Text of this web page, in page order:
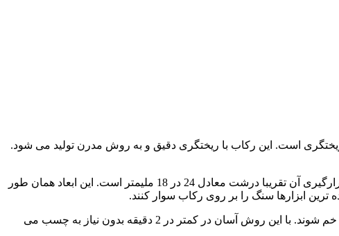
است. این رکاب با ریختگری دقیق و به روش مدرن تولید می شود.
این قطعه برنجی با قالبی مجزا ریختگری می شود و سپس بر روی پایه رکاب نقره سوار می شود. وزن رکاب 9.84 گرم و ابعاد محل قرارگیری آن تقریبا درشت معادل 24 در 18 ملیمتر است. این ابعاد همان طور
ابزارها سنگ را بر روی رکاب سوار کنند.
برای سوار کردن سنگ ابتدا گوهر را در میان چنگ ها قرار دهید و سپس با ابزاری دم دستی به چنگ ها فشار وارد کنید تا به سمت داخل خم شوند. با این روش آسان در کمتر در 2 دقیقه بدون نیاز به چسب می